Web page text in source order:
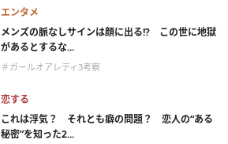
エンタメ
メンズの脈なしサインは顔に出る!? この世に地獄
があるとするな...
＃ガールオアレディ3考察
恋する
これは浮気？ それとも癖の問題？ 恋人の“ある
秘密”を知った2...